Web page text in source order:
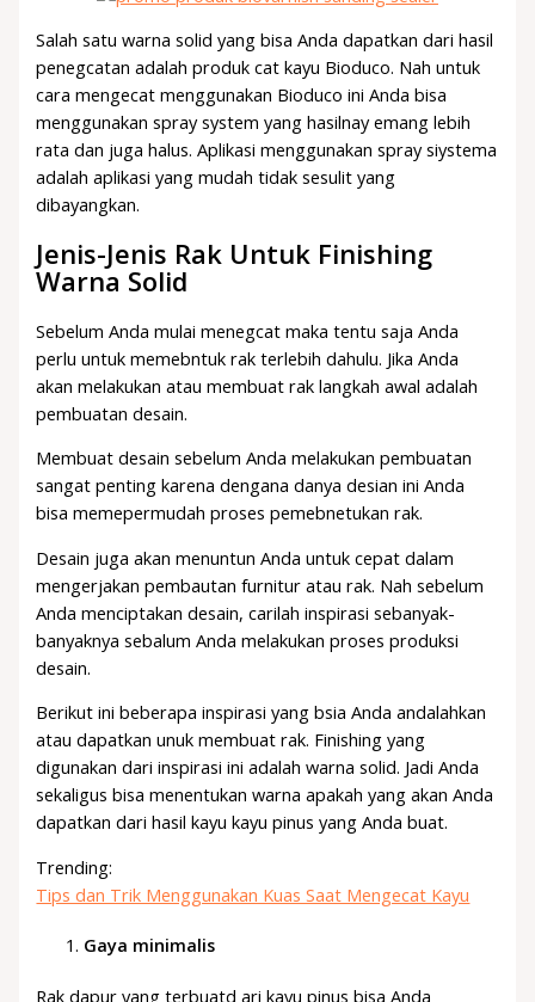
Salah satu warna solid yang bisa Anda dapatkan dari hasil
penegcatan adalah produk cat kayu Bioduco. Nah untuk
cara mengecat menggunakan Bioduco ini Anda bisa
menggunakan spray system yang hasilnay emang lebih
rata dan juga halus. Aplikasi menggunakan spray siystema
adalah aplikasi yang mudah tidak sesulit yang
dibayangkan.
Jenis-Jenis Rak Untuk Finishing
Warna Solid
Sebelum Anda mulai menegcat maka tentu saja Anda
perlu untuk memebntuk rak terlebih dahulu. Jika Anda
akan melakukan atau membuat rak langkah awal adalah
pembuatan desain.
Membuat desain sebelum Anda melakukan pembuatan
sangat penting karena dengana danya desian ini Anda
bisa memepermudah proses pemebnetukan rak.
Desain juga akan menuntun Anda untuk cepat dalam
mengerjakan pembautan furnitur atau rak. Nah sebelum
Anda menciptakan desain, carilah inspirasi sebanyak-
banyaknya sebalum Anda melakukan proses produksi
desain.
Berikut ini beberapa inspirasi yang bsia Anda andalahkan
atau dapatkan unuk membuat rak. Finishing yang
digunakan dari inspirasi ini adalah warna solid. Jadi Anda
sekaligus bisa menentukan warna apakah yang akan Anda
dapatkan dari hasil kayu kayu pinus yang Anda buat.
Trending:
Tips dan Trik Menggunakan Kuas Saat Mengecat Kayu
Gaya minimalis
Rak dapur yang terbuatd ari kayu pinus bisa Anda